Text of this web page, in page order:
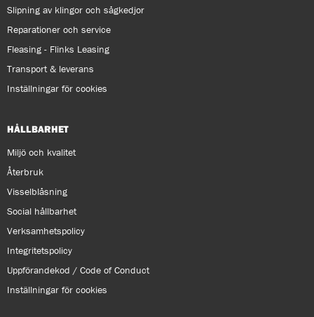
Slipning av klingor och sågkedjor
Reparationer och service
Fleasing - Flinks Leasing
Transport & leverans
Inställningar för cookies
HÅLLBARHET
Miljö och kvalitet
Återbruk
Visselblåsning
Social hållbarhet
Verksamhetspolicy
Integritetspolicy
Uppförandekod / Code of Conduct
Inställningar för cookies